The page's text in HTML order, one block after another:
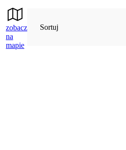
zobacz
na
mapie
Sortuj